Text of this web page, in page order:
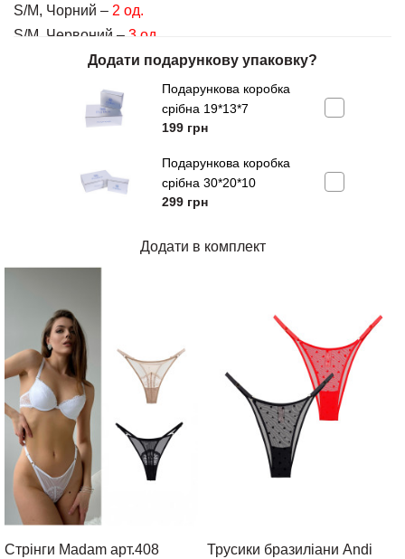
S/M, Чорний – 2 од.
S/M, Червоний – 3 од.
L/XL, Блакитний –4 од.
L/XL, Рожевий –
L/XL, Чорний –
4 од.
Додати подарункову упаковку?
Подарункова коробка
срібна 19*13*7
199 грн
Подарункова коробка
срібна 30*20*10
299 грн
Додати в комплект
Стрінги Madam арт.408 Трусики бразиліани Andi